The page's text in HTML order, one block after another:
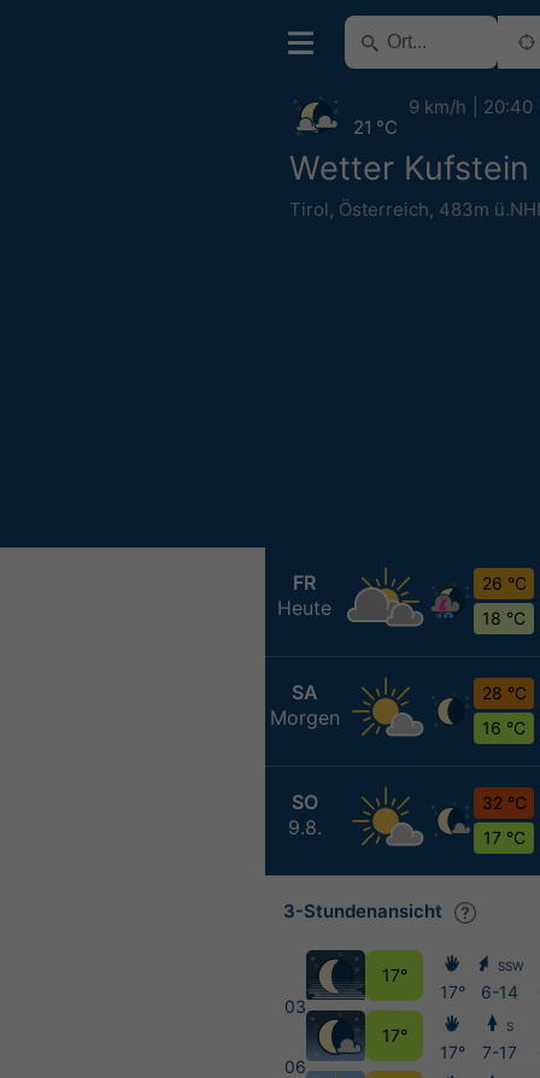
Wetter Kufstein
Tirol, Österreich, 483m
21 °C
9 km/h 20:40
FR
Heute
26 °C
18 °C
SA
Morgen
28 °C
16 °C
SO
9.8.
32 °C
17 °C
3-Stundenansicht
03
06
17°
17°
17°
17°
SSW
6-14
S
7-17